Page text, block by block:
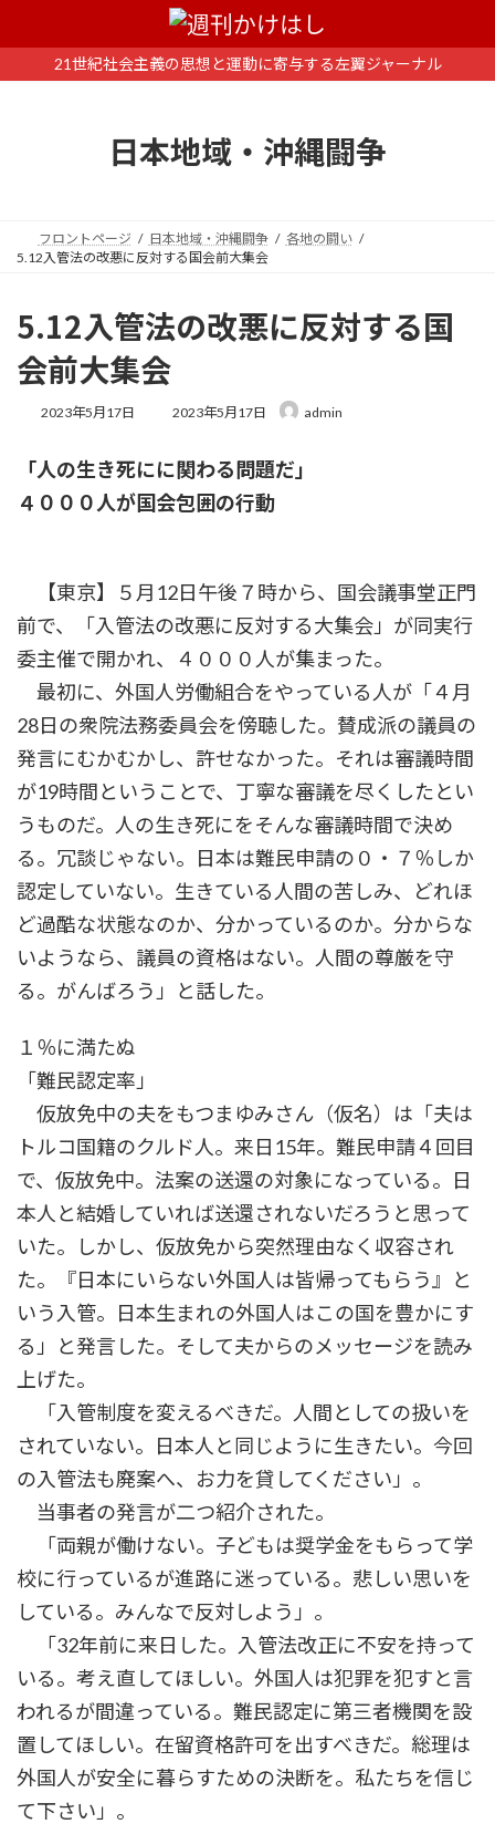
ン
ー
21世紀社会主義の思想と運動に寄与する左翼ジャーナル
日本地域・沖縄闘争
フロントページ 日本地域・沖縄闘争
各地の闘い
5.12入管法の改悪に反対する国会前大集会
5.12入管法の改悪に反対する国
会前大集会
2023年5月17日
最
新
時
2023年5月17日 admin
「人の生き死にに関わる問題だ」
４０００人が国会包囲の行動
【東京】５月12日午後７時から、国会議事堂正門
前で、「入管法の改悪に反対する大集会」が同実行
委主催で開かれ、４０００人が集まった。
最初に、外国人労働組合をやっている人が「４月
28日の衆院法務委員会を傍聴した。賛成派の議員の
発言にむかむかし、許せなかった。それは審議時間
が19時間ということで、丁寧な審議を尽くしたとい
うものだ。人の生き死にをそんな審議時間で決め
る。冗談じゃない。日本は難民申請の０・７％しか
認定していない。生きている人間の苦しみ、どれほ
ど過酷な状態なのか、分かっているのか。分からな
いようなら、議員の資格はない。人間の尊厳を守
る。がんばろう」と話した。
１％に満たぬ
「難民認定率」
仮放免中の夫をもつまゆみさん（仮名）は「夫は
トルコ国籍のクルド人。来日15年。難民申請４回目
で、仮放免中。法案の送還の対象になっている。日
本人と結婚していれば送還されないだろうと思って
いた。しかし、仮放免から突然理由なく収容され
た。『日本にいらない外国人は皆帰ってもらう』と
いう入管。日本生まれの外国人はこの国を豊かにす
る」と発言した。そして夫からのメッセージを読み
上げた。
「入管制度を変えるべきだ。人間としての扱いを
されていない。日本人と同じように生きたい。今回
の入管法も廃案へ、お力を貸してください」。
当事者の発言が二つ紹介された。
「両親が働けない。子どもは奨学金をもらって学
校に行っているが進路に迷っている。悲しい思いを
している。みんなで反対しよう」。
「32年前に来日した。入管法改正に不安を持って
いる。考え直してほしい。外国人は犯罪を犯すと言
われるが間違っている。難民認定に第三者機関を設
置してほしい。在留資格許可を出すべきだ。総理は
外国人が安全に暮らすための決断を。私たちを信じ
て下さい」。